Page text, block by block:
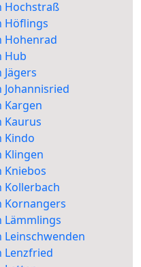
Hochstraß
Höflings
Hohenrad
Hub
Kargen
Kaurus
Kindo
Klingen
Kniebos
Kollerbach
Kornangers
Lämmlings
Lenzfried